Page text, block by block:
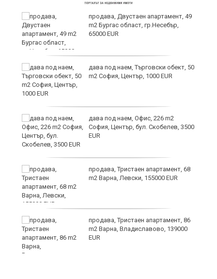
продава, Двустаен апартамент, 49
m2 Бургас област, гр.Несебър,
65000 EUR
дава под наем, Търговски обект, 50
m2 София, Център, 1000 EUR
дава под наем, Офис, 226 m2
София, Център, бул. Скобелев, 3500
EUR
продава, Тристаен апартамент, 68
m2 Варна, Левски, 155000 EUR
продава, Тристаен апартамент, 86
m2 Варна, Владиславово, 139000
EUR